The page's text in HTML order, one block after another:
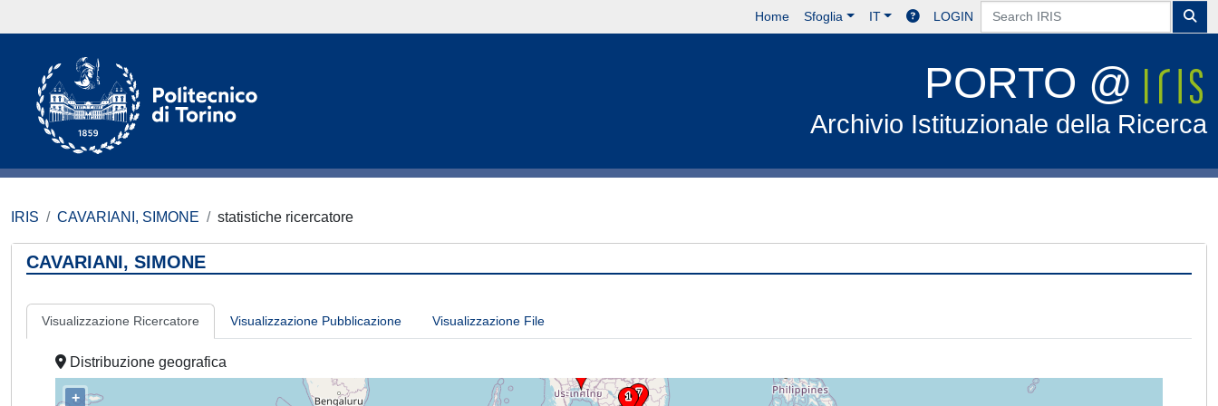
Home Sfoglia IT LOGIN
PORTO @
Archivio Istituzionale della Ricerca
IRIS CAVARIANI, SIMONE statistiche ricercatore
CAVARIANI, SIMONE
Visualizzazione Ricercatore Visualizzazione Pubblicazione Visualizzazione File
Distribuzione geografica
+